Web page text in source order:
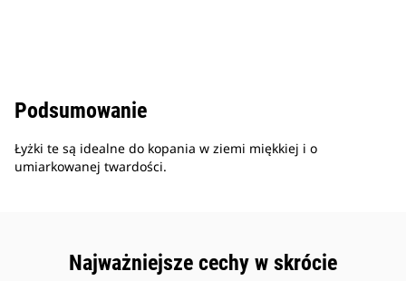
Podsumowanie
Łyżki te są idealne do kopania w ziemi miękkiej i o
umiarkowanej twardości.
Najważniejsze cechy w skrócie